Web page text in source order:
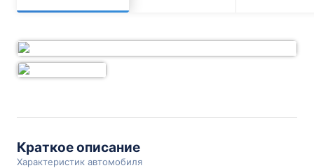
Краткое описание
Характеристик автомобиля